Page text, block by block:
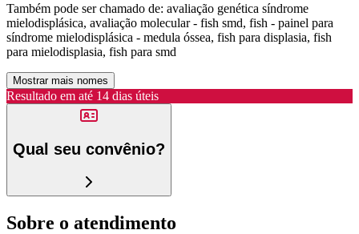
Também pode ser chamado de: avaliação genética síndrome
mielodisplásica, avaliação molecular - fish smd, fish - painel para
síndrome mielodisplásica - medula óssea, fish para displasia, fish
para mielodisplasia, fish para smd
Mostrar mais nomes
Resultado em até 14 dias úteis
Qual seu convênio?
Sobre o atendimento